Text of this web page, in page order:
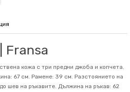
Fransa
кожа с три предни джоба и копчета.
67 см. Рамене: 39 см. Разстоянието на
шев на ръкавите. Дължина на ръкав: 62